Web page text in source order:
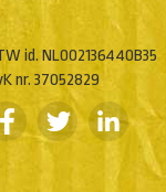
id. NL002136440B35
nr. 37052829